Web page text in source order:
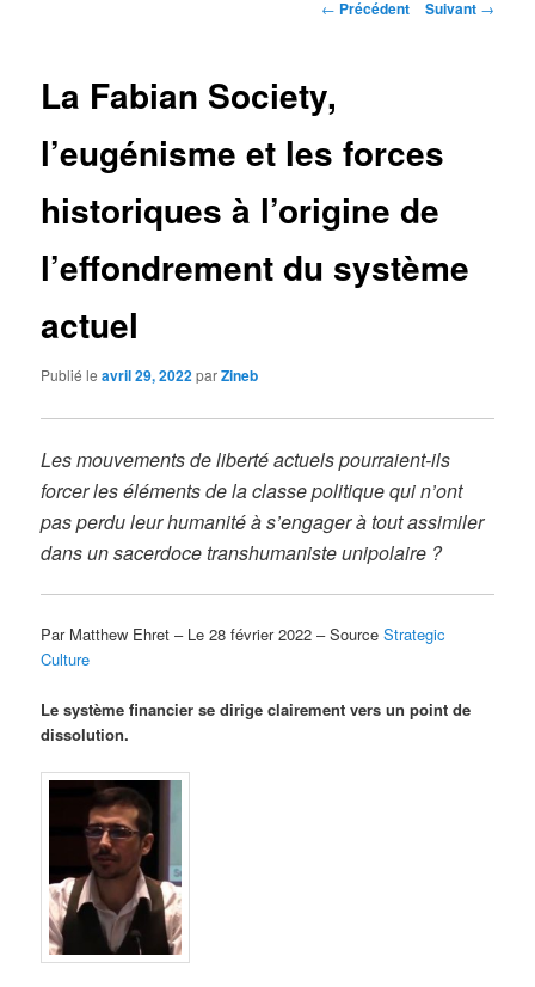
Navigation
← Précédent Suivant →
La Fabian Society,
l’eugénisme et les forces
historiques à l’origine de
l’effondrement du système
actuel
Publié leavril 29, 2022parZineb
Les mouvements de liberté actuels pourraient-ils
forcer les éléments de la classe politique qui n’ont
pas perdu leur humanité à s’engager à tout assimiler
dans un sacerdoce transhumaniste unipolaire ?
Par Matthew Ehret – Le 28 février 2022 – SourceStrategic
Culture
Le système financier se dirige clairement vers un point de
dissolution.